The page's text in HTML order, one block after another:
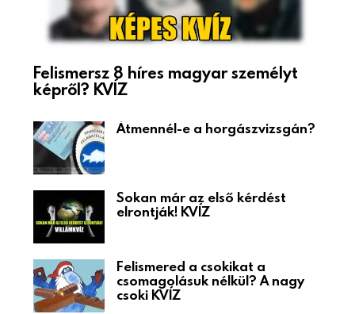
Felismersz 8 híres magyar személyt
képről? KVÍZ
Átmennél-e a horgászvizsgán?
Sokan már az első kérdést
elrontják! KVÍZ
Felismered a csokikat a
csomagolásuk nélkül? A nagy
csoki KVÍZ